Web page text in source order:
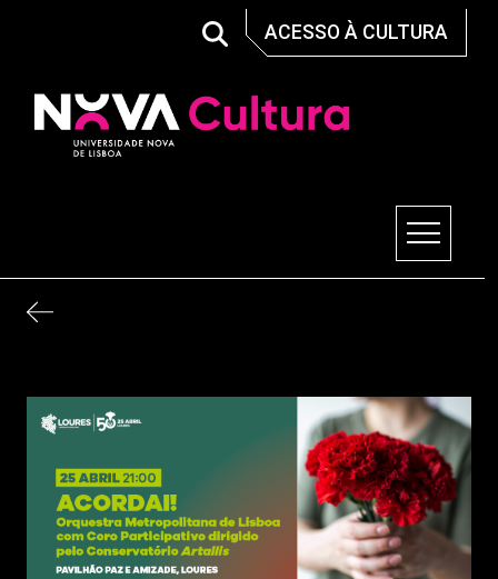
ACESSO À CULTURA